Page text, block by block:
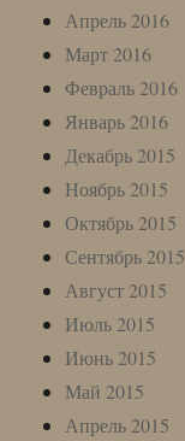
Апрель 2016
Март 2016
Февраль 2016
Январь 2016
Декабрь 2015
Ноябрь 2015
Октябрь 2015
Сентябрь 2015
Август 2015
Июль 2015
Июнь 2015
Май 2015
Апрель 2015